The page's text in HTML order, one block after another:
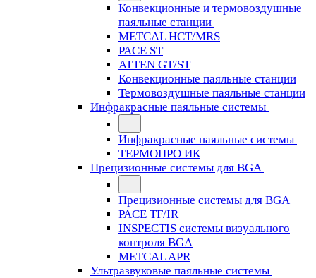
Конвекционные и термовоздушные
паяльные станции
METCAL HCT/MRS
PACE ST
ATTEN GT/ST
Конвекционные паяльные станции
Термовоздушные паяльные станции
Инфракрасные паяльные системы
Инфракрасные паяльные системы
ТЕРМОПРО ИК
Прецизионные системы для BGA
Прецизионные системы для BGA
PACE TF/IR
INSPECTIS системы визуального
контроля BGA
METCAL APR
Ультразвуковые паяльные системы